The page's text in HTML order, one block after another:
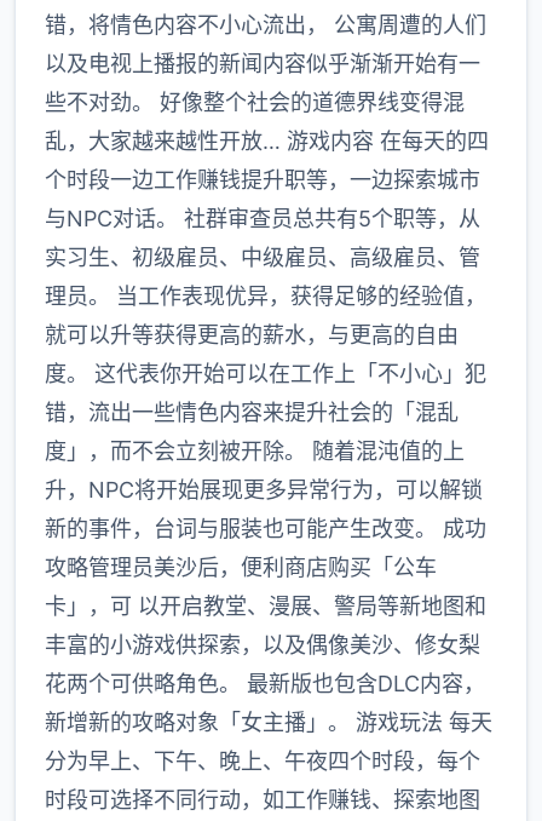
错，将情色内容不小心流出， 公寓周遭的人们
以及电视上播报的新闻内容似乎渐渐开始有一
些不对劲。 好像整个社会的道德界线变得混
乱，大家越来越性开放… 游戏内容 在每天的四
个时段一边工作赚钱提升职等，一边探索城市
与NPC对话。 社群审查员总共有5个职等，从
实习生、初级雇员、中级雇员、高级雇员、管
理员。 当工作表现优异，获得足够的经验值，
就可以升等获得更高的薪水，与更高的自由
度。 这代表你开始可以在工作上「不小心」犯
错，流出一些情色内容来提升社会的「混乱
度」，而不会立刻被开除。 随着混沌值的上
升，NPC将开始展现更多异常行为，可以解锁
新的事件，台词与服装也可能产生改变。 成功
攻略管理员美沙后，便利商店购买「公车
卡」，可 以开启教堂、漫展、警局等新地图和
丰富的小游戏供探索，以及偶像美沙、修女梨
花两个可供略角色。 最新版也包含DLC内容，
新增新的攻略对象「女主播」。 游戏玩法 每天
分为早上、下午、晚上、午夜四个时段，每个
时段可选择不同行动，如工作赚钱、探索地图